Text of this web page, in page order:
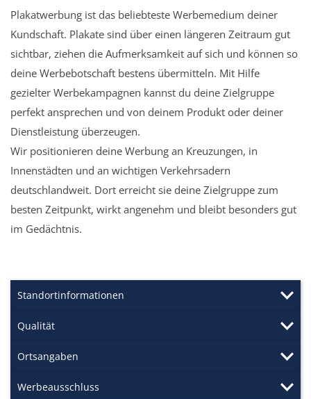
Plakatwerbung ist das beliebteste Werbemedium deiner
Kundschaft. Plakate sind über einen längeren Zeitraum gut
sichtbar, ziehen die Aufmerksamkeit auf sich und können so
deine Werbebotschaft bestens übermitteln. Mit Hilfe
gezielter Werbekampagnen kannst du deine Zielgruppe
perfekt ansprechen und von deinem Produkt oder deiner
Dienstleistung überzeugen.
Wir positionieren deine Werbung an Kreuzungen, in
Innenstädten und an wichtigen Verkehrsadern
deutschlandweit. Dort erreicht sie deine Zielgruppe zum
besten Zeitpunkt, wirkt angenehm und bleibt besonders gut
im Gedächtnis.
Standortinformationen
Qualität
Ortsangaben
Werbeausschluss